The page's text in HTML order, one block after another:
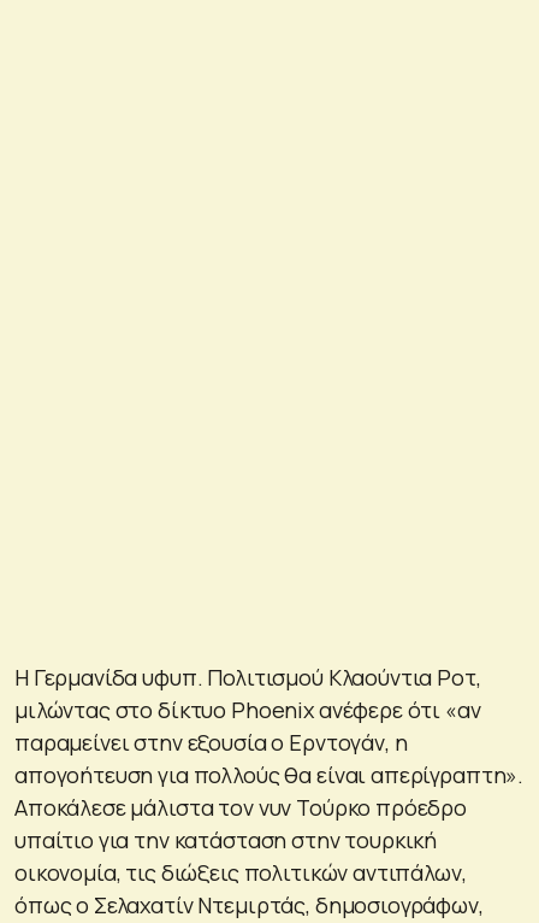
H Γερμανίδα υφυπ. Πολιτισμού Κλαούντια Ροτ,
μιλώντας στο δίκτυο Phoenix ανέφερε ότι «αν
παραμείνει στην εξουσία ο Ερντογάν, η
απογοήτευση για πολλούς θα είναι απερίγραπτη».
Αποκάλεσε μάλιστα τον νυν Τούρκο πρόεδρο
υπαίτιο για την κατάσταση στην τουρκική
οικονομία, τις διώξεις πολιτικών αντιπάλων,
όπως ο Σελαχατίν Ντεμιρτάς, δημοσιογράφων,